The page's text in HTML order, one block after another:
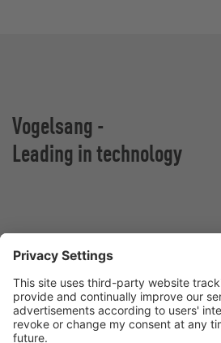
Vogelsang -
Leading in technology
Al. San Francisco 9
55-020 Rzeplin
Polska